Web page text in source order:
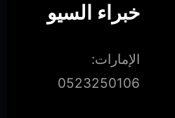
خبراء السيو
الإمارات:
0523250106